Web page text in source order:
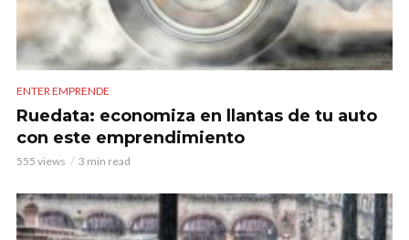
ENTER EMPRENDE
Ruedata: economiza en llantas de tu auto
con este emprendimiento
555 views 3 min read